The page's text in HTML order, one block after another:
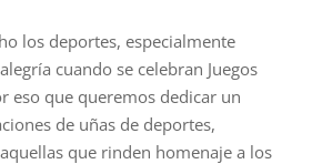
los deportes, especialmente
cuando se celebran Juegos
eso que queremos dedicar un
de uñas de deportes,
que rinden homenaje a los